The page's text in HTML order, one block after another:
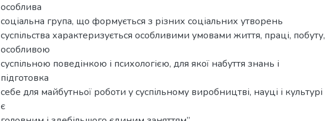
особлива
соціальна група, що формується з різних соціальних утворень
суспільства характеризується особливими умовами життя, праці, побуту,
особливою
суспільною поведінкою і психологією, для якої набуття знань і
підготовка
себе для майбутньої роботи у суспільному виробництві, науці і культурі
є